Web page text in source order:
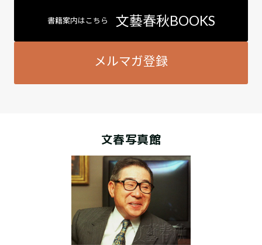
書籍案内はこちら 文藝春秋BOOKS
メルマガ登録
文春写真館